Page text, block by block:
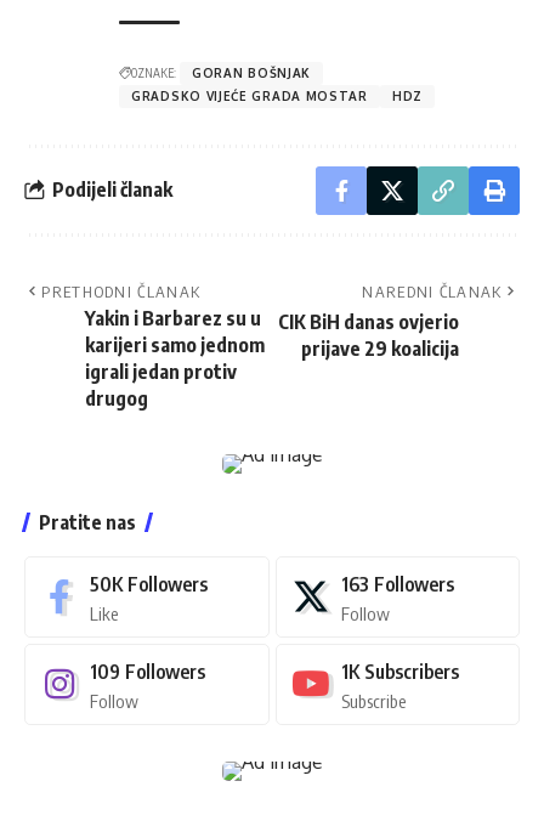
OZNAKE:
GORAN BOŠNJAK
GRADSKO VIJEĆE GRADA MOSTAR
HDZ
Podijeli članak
PRETHODNI ČLANAK
Yakin i Barbarez su u
karijeri samo jednom
igrali jedan protiv
drugog
NAREDNI ČLANAK
CIK BiH danas ovjerio
prijave 29 koalicija
Pratite nas
50K Followers
Like
163 Followers
Follow
109 Followers
Follow
1K Subscribers
Subscribe